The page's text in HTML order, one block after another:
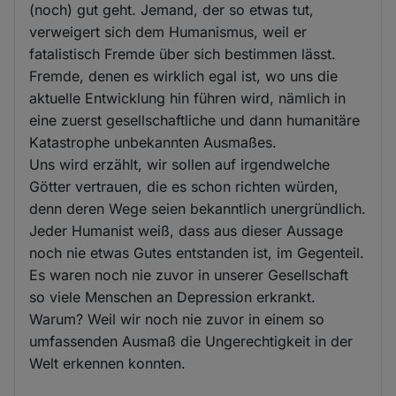
(noch) gut geht. Jemand, der so etwas tut,
verweigert sich dem Humanismus, weil er
fatalistisch Fremde über sich bestimmen lässt.
Fremde, denen es wirklich egal ist, wo uns die
aktuelle Entwicklung hin führen wird, nämlich in
eine zuerst gesellschaftliche und dann humanitäre
Katastrophe unbekannten Ausmaßes.
Uns wird erzählt, wir sollen auf irgendwelche
Götter vertrauen, die es schon richten würden,
denn deren Wege seien bekanntlich unergründlich.
Jeder Humanist weiß, dass aus dieser Aussage
noch nie etwas Gutes entstanden ist, im Gegenteil.
Es waren noch nie zuvor in unserer Gesellschaft
so viele Menschen an Depression erkrankt.
Warum? Weil wir noch nie zuvor in einem so
umfassenden Ausmaß die Ungerechtigkeit in der
Welt erkennen konnten.